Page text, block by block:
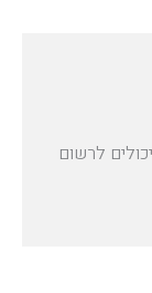
לרשום